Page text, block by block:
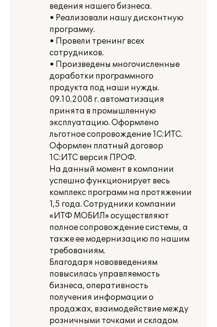
ведения нашего бизнеса.
• Реализовали нашу дисконтную
программу.
• Провели тренинг всех
сотрудников.
• Произведены многочисленные
доработки программного
продукта под наши нужды.
09.10.2008 г. автоматизация
принята в промышленную
эксплуатацию. Оформлено
льготное сопровождение 1С:ИТС.
Оформлен платный договор
1С:ИТС версия ПРОФ.
На данный момент в компании
успешно функционирует весь
комплекс программ на протяжении
1,5 года. Сотрудники компании
«ИТФ МОБИЛ» осуществляют
полное сопровождение системы, а
также ее модернизацию по нашим
требованиям.
Благодаря нововведениям
повысилась управляемость
бизнеса, оперативность
получения информации о
продажах, взаимодействие между
розничными точками и складом